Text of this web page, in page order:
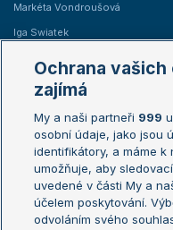
Markéta Vondroušová
Iga Swiatek
Žebříčky
Žebříček ATP (muži)
Žebříček WTA (ženy)
Sázkařský žebříček
Ochrana vašich
zajímá
My a naši partneři 999
osobní údaje, jako jsou
identifikátory, a máme k
umožňuje, aby
uvedené v části My a
účelem poskytování.
odvoláním svého